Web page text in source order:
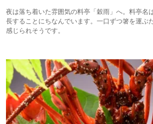
夜は落ち着いた雰囲気の料亭「穀雨」へ。料亭名
長することにちなんでいます。一口ずつ箸を運ぶ
感じられそうです。